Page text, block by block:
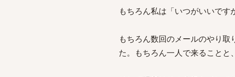
もちろん私は「いつがいいです
もちろん数回のメールのやり
た。もちろん一人で来ることと